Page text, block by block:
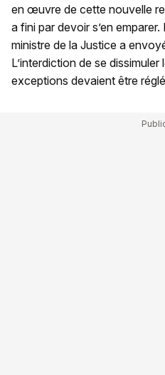
en œuvre de cette nouvelle
a fini par devoir s’en
ministre de la Justice a
L’interdiction de se
exceptions devaient être